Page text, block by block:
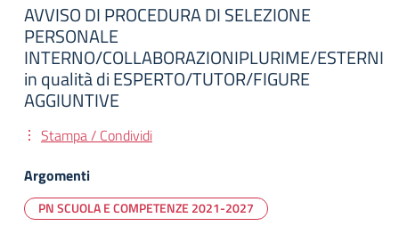
AVVISO DI PROCEDURA DI SELEZIONE
PERSONALE
INTERNO/COLLABORAZIONIPLURIME/ESTERNI
in qualità di ESPERTO/TUTOR/FIGURE
AGGIUNTIVE
Stampa / Condividi
Argomenti
PN SCUOLA E COMPETENZE 2021-2027